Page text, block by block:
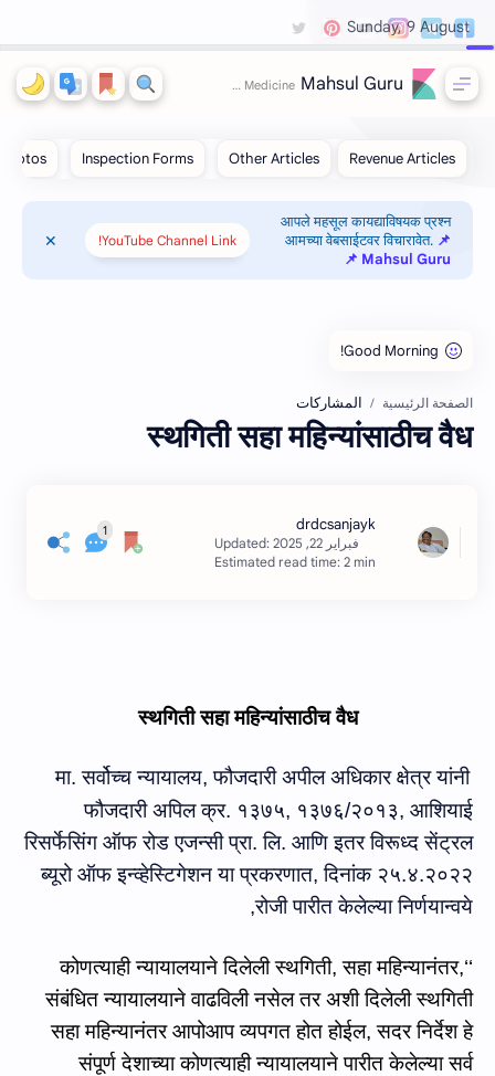
Sunday, 9 August
Mahsul Guru
आपले महसूल कायद्याविषयक प्रश्न
आमच्या वेबसाईटवर विचारावेत. 📌
Mahsul Guru 📌
YouTube Channel Link!
الصفحة الرئيسية المشاركات
स्‍थगिती सहा महिन्‍यांसाठीच वैध
Estimated read time: 2 min
स्‍थगिती सहा महिन्‍यांसाठीच वैध
मा. सर्वोच्च न्यायालय, फौजदारी अपील अधिकार क्षेत्र यांनी
फौजदारी अपिल क्र. १३७५, १३७६/२०१३, आशियाई
रिसर्फेसिंग ऑफ रोड एजन्सी प्रा. लि. आणि इतर विरूध्‍द सेंट्रल
ब्यूरो ऑफ इन्व्हेस्टिगेशन या प्रकरणात, दिनांक २५.४.२०२२
रोजी पारीत केलेल्‍या निर्णयान्‍वये,
‘‘
कोणत्याही न्यायालयाने दिलेली स्थगिती,सहा महिन्यानंतर,
संबंधितन्यायालयाने वाढविली नसेल तर अशीदिलेली स्थगिती
सहा महिन्यानंतरआपोआप व्यपगत होतहोईल, सदर निर्देशहे
संपूर्ण देशाच्या कोणत्याही न्यायालयानेपारीत केलेल्‍यासर्व